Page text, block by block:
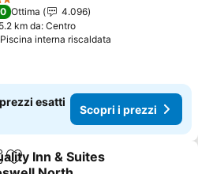
i prezzi
Ottima
4.096
5.2 km da: Centro
Piscina interna riscaldata
esatti
Scopri i prezzi
Aggiungi ai preferiti
Inn & Suites